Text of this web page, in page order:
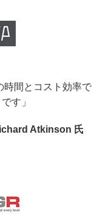
時間とコスト効率で
す」
Atkinson 氏